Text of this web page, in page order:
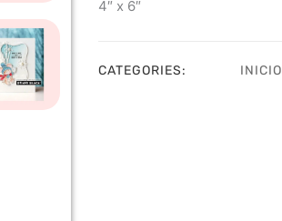
4″ x 6″
CATEGORIES: INICIO